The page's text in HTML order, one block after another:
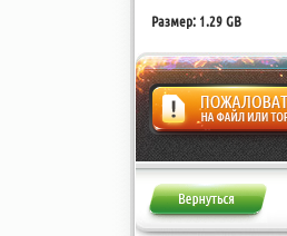
Размер: 1.29 GB
Жалоба